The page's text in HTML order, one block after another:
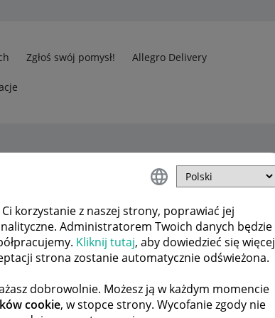
korzystanie z naszej strony, poprawiać jej
Administratorem Twoich danych będzie
Kliknij tutaj, aby dowiedzieć się więcej
strona zostanie automatycznie odświeżona.
dobrowolnie. Możesz ją w każdym momencie
cookie, w stopce strony. Wycofanie zgody nie
Zgłoś swój pomysł! Allegro Delivery
1
ODPOWIEDŹ
182
WYŚWIETLEŃ
19 2422
Etykiety
@ Sa_nova
AI